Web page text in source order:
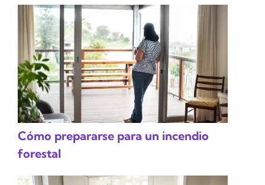
Cómo prepararse para un incendio
forestal